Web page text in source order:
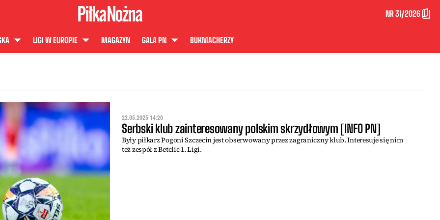
NR 31/2026
LIGI W EUROPIE MAGAZYN GALA PN BUKMACHERZY
22.05.2025 14:20
Serbski klub zainteresowany polskim skrzydłowym [INFO PN]
Były piłkarz Pogoni Szczecin jest obserwowany przez zagraniczny klub. Interesuje się nim
też zespół z Betclic 1. Ligi.